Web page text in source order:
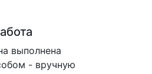
выполнена
- вручную